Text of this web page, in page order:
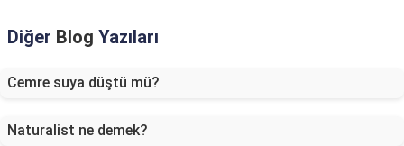
Diğer Blog Yazıları
Cemre suya düştü mü?
Naturalist ne demek?